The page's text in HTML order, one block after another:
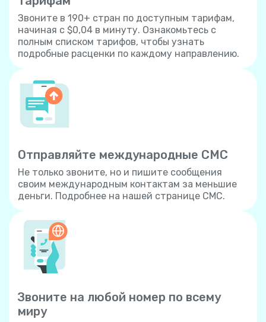
Звоните в 190+ стран по доступным тарифам,
начиная с $0,04 в минуту. Ознакомьтесь с
полным списком тарифов, чтобы узнать
подробные расценки по каждому направлению.
Отправляйте международные СМС
Не только звоните, но и пишите сообщения
своим международным контактам за меньшие
деньги. Подробнее на нашей странице СМС.
Звоните на любой номер по всему
миру